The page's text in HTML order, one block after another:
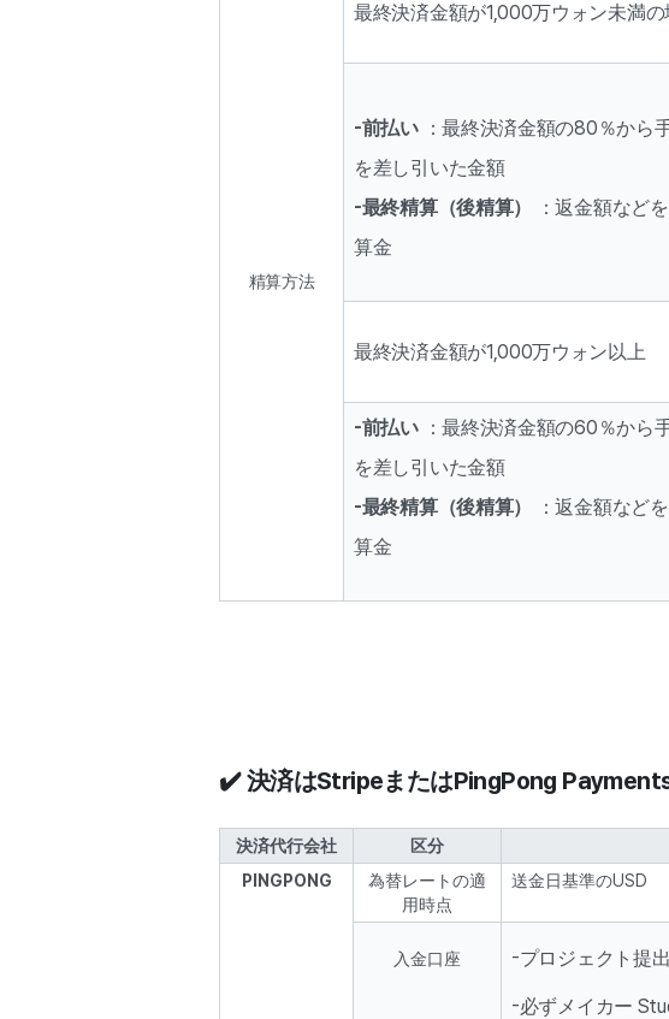
精算方法
最終決済金額が1,000万ウォン未満の
-前払い ：最終決済金額の80％から
を差し引いた金額
-最終精算（後精算）
：返金額など
算金
最終決済金額が1,000万ウォン以上
-前払い ：最終決済金額の60％から
を差し引いた金額
-最終精算（後精算）
：返金額など
算金
✔️ 決済はStripeまたはPingPong
決済代行会社 区分
PINGPONG
為替レートの適
用時点
送金日基準のUSD
入金口座 -プロジェクト提
-必ずメイカー